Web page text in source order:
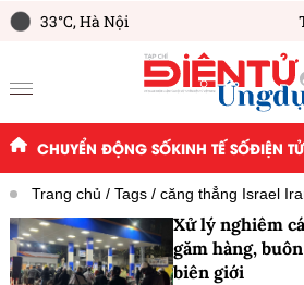
33°C,Hà Nội
CHUYỂN ĐỘNG SỐKINH TẾ SỐĐIỆN
Trang chủ Tags căng thẳng Israel
Xử lý nghiêm
găm hàng,
biên giới